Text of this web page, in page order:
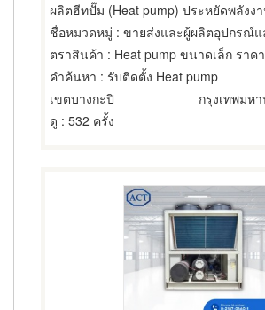
ผลิตฮีทปั๊ม (Heat pump) ประหยัดพลังง
ชื่อหมวดหมู่ : ขายส่งและผู้ผลิตอุปกรณ์และอะไหล่เครื่องทำควา
ตราสินค้า : Heat pump ขนาดเล็ก ราคา แอดว
คำค้นหา : รับติดตั้ง Heat pump
เขตบางกะปิ
กรุงเทพมห
ดู : 532 ครั้ง